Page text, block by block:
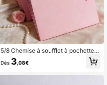
5/8 Chemise à soufflet à pochettes,
sac de rangement pour copies d'étu
diants, organiseur de documents A
Dès 3 ,08€